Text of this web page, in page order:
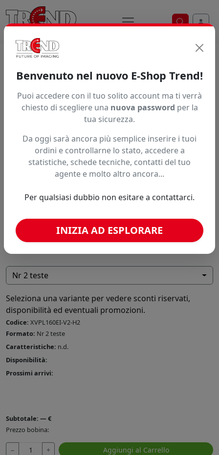
Ricerca
XJET VENUS PLUS 160 EI V2
Nr 2 teste
Seleziona una variante per vedere sconti riservati,
disponibilità ed eventuali promozioni.
Codice: XVPL160EI-V2-H2
Formato: Nr 2 teste
Caratteristiche: n.d.
Disponibilità:
Prossimi arrivi:
Subtotale: —€
Prezzo bobina:
− + Aggiungi al Carrello
Benvenuto nel nuovo E-Shop Trend!
Puoi accedere con il tuo solito account ma ti verrà
chiesto di scegliere una nuova password per la
tua sicurezza.
Da oggi sarà ancora più semplice inserire i tuoi
ordini e controllarne lo stato, accedere a
statistiche, schede tecniche, contatti del tuo
agente e molto altro ancora...
Per qualsiasi dubbio non esitare a contattarci.
INIZIA AD ESPLORARE